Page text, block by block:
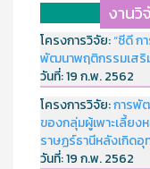
งานวิ
โครงการวิจัย:“ซีดี ก
พัฒนาพฤติกรรมเสริ
วันที่:19 ก.พ. 2562
โครงการวิจัย:การพั
ของกลุ่มผู้เพาะเลี้ย
ราษฏร์ธานีหลังเกิด
วันที่:19 ก.พ. 2562